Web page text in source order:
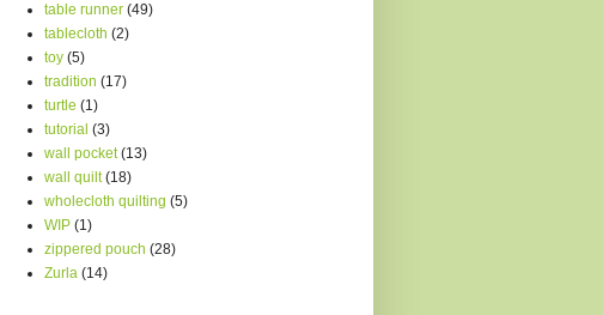
table runner (49)
tablecloth (2)
toy (5)
tradition (17)
turtle (1)
tutorial (3)
wall pocket (13)
wall quilt (18)
wholecloth quilting (5)
WIP (1)
zippered pouch (28)
Zurla (14)